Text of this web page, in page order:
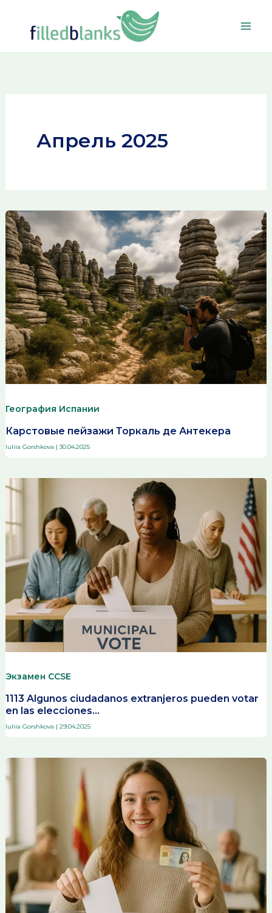
содержимому
Апрель 2025
География Испании
Карстовые пейзажи Торкаль де Антекера
Iuliia Gorshkova |30.04.2025
Экзамен CCSE
1113 Algunos ciudadanos extranjeros pueden votar
en las elecciones…
Iuliia Gorshkova |29.04.2025